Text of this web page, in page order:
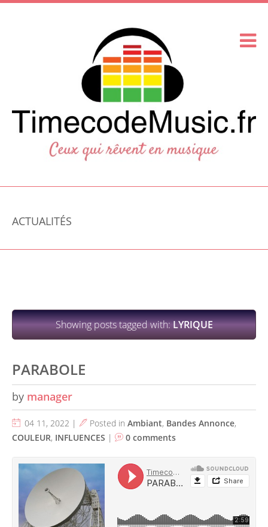
ACTUALITÉS
Showing posts tagged with:LYRIQUE
PARABOLE
by manager
04 11, 2022 | Posted in Ambiant, Bandes Annonce,
COULEUR, INFLUENCES | 0 comments